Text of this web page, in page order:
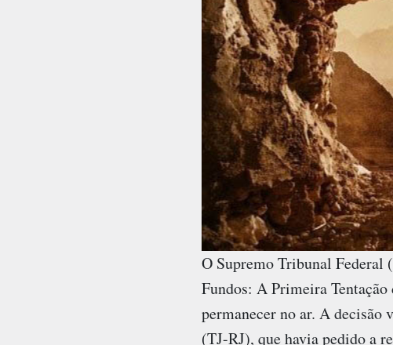
O Supremo Tribunal Federal
Fundos: A Primeira
permanecer no ar. A decisão
(TJ-RJ), que havia pedido a